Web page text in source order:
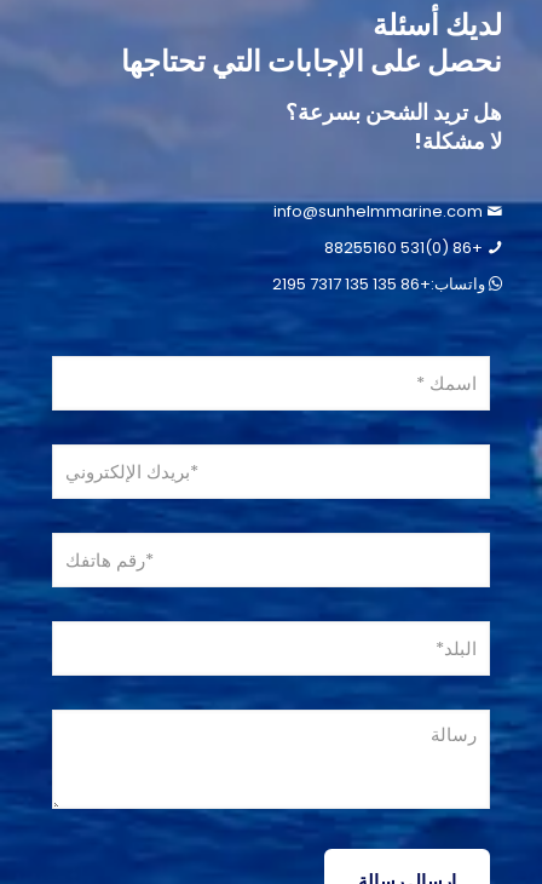
لديك أسئلة
نحصل على الإجابات التي تحتاجها
هل تريد الشحن بسرعة؟
لا مشكلة!
info@sunhelmmarine.com
+86 (0)531 88255160
واتساب:+86 135 135 7317 2195